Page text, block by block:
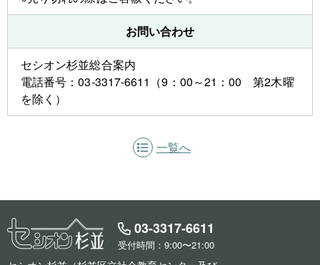
お問い合わせ
セシオン杉並総合案内
電話番号：03-3317-6611（9：00～21：00 第2木曜
を除く）
一覧へ
03-3317-6611
受付時間：9:00〜21:00